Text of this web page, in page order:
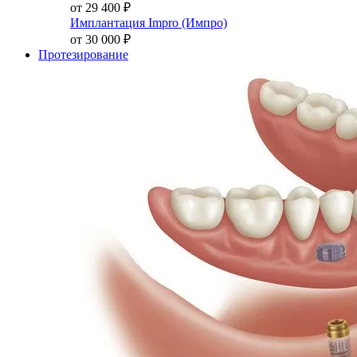
от 29 400 ₽
Имплантация Impro (Импро)
от 30 000 ₽
Протезирование